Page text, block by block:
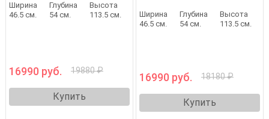
Ширина
46.5 см.
Глубина
54 см.
Высота
113.5 см.
16990 руб. 19880 ₽
Купить
Ширина
46.5 см.
Глубина
54 см.
Высота
113.5 см.
16990 руб. 18180 ₽
Купить